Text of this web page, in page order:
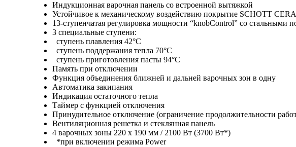
Индукционная варочная панель со встроенной вытяжкой
Устойчивое к механическому воздействию покрытие SCHOTT
13-ступенчатая регулировка мощности “knobControl” cо стальными
3 специальные ступени:
ступень плавления 42°С
ступень поддержания тепла 70°С
ступень приготовления пасты 94°С
Память при отключении
Функция объединения ближней и дальней варочных зон в одну
Автоматика закипания
Индикация остаточного тепла
Таймер с функцией отключения
Принудительное отключение (ограничение продолжительности
Вентиляционная решетка и стеклянная панель
4 варочных зоны 220 х 190 мм / 2100 Вт (3700 Вт*)
*при включении режима Power